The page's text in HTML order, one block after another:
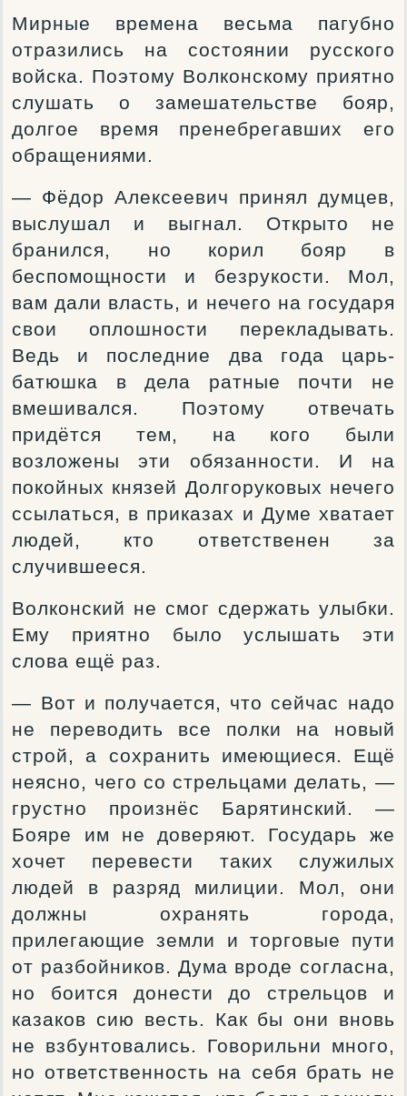
Мирные времена весьма пагубно
отразились на состоянии русского
войска. Поэтому Волконскому приятно
слушать о замешательстве бояр,
долгое время пренебрегавших его
обращениями.
— Фёдор Алексеевич принял думцев,
выслушал и выгнал. Открыто не
бранился, но корил бояр в
беспомощности и безрукости. Мол,
вам дали власть, и нечего на государя
свои оплошности перекладывать.
Ведь и последние два года царь-
батюшка в дела ратные почти не
вмешивался. Поэтому отвечать
придётся тем, на кого были
возложены эти обязанности. И на
покойных князей Долгоруковых нечего
ссылаться, в приказах и Думе хватает
людей, кто ответственен за
случившееся.
Волконский не смог сдержать улыбки.
Ему приятно было услышать эти
слова ещё раз.
— Вот и получается, что сейчас надо
не переводить все полки на новый
строй, а сохранить имеющиеся. Ещё
неясно, чего со стрельцами делать, —
грустно произнёс Барятинский. —
Бояре им не доверяют. Государь же
хочет перевести таких служилых
людей в разряд милиции. Мол, они
должны охранять города,
прилегающие земли и торговые пути
от разбойников. Дума вроде согласна,
но боится донести до стрельцов и
казаков сию весть. Как бы они вновь
не взбунтовались. Говорильни много,
но ответственность на себя брать не